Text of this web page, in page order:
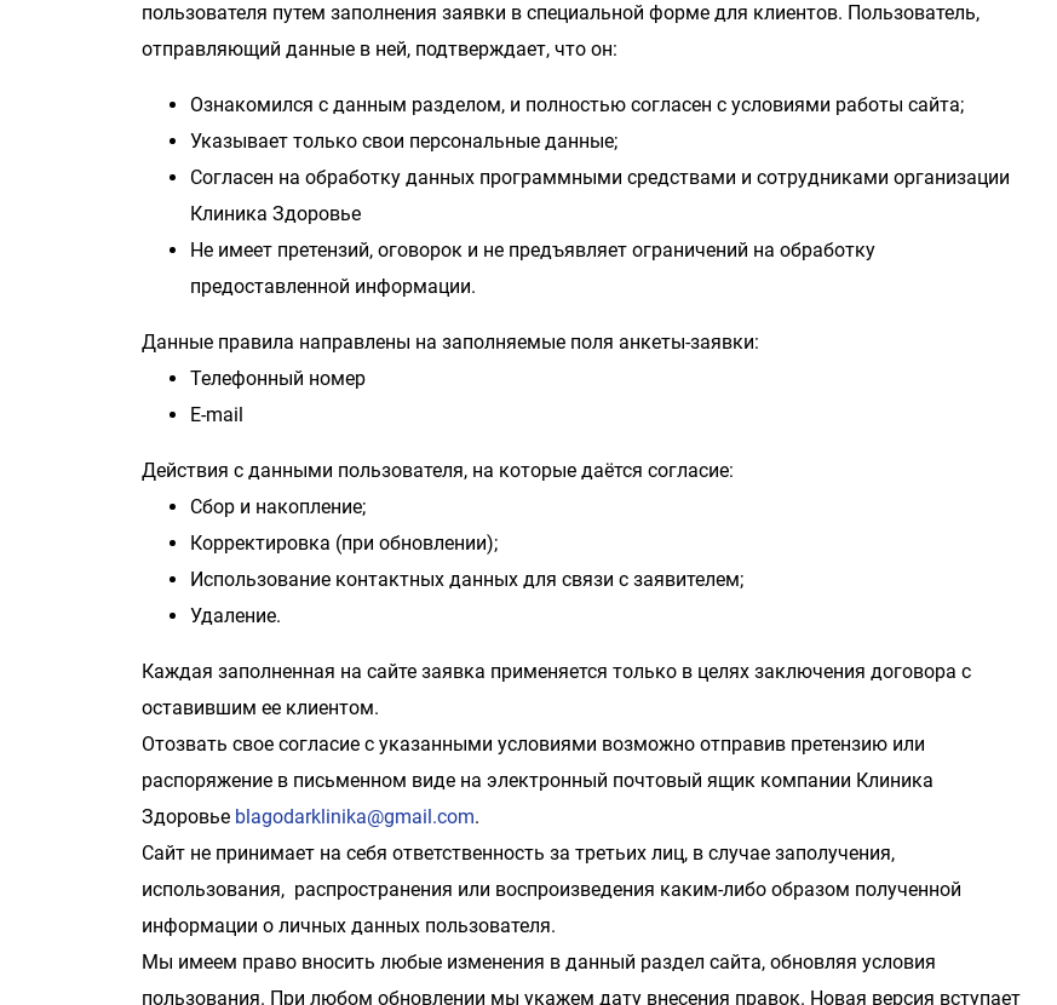
пользователя путем заполнения заявки в специальной форме для клиентов. Пользователь,
отправляющий данные в ней, подтверждает, что он:
Ознакомился с данным разделом, и полностью согласен с условиями работы сайта;
Указывает только свои персональные данные;
Согласен на обработку данных программными средствами и сотрудниками организации
Клиника Здоровье
Не имеет претензий, оговорок и не предъявляет ограничений на обработку
предоставленной информации.
Данные правила направлены на заполняемые поля анкеты-заявки:
Телефонный номер
E-mail
Действия с данными пользователя, на которые даётся согласие:
Сбор и накопление;
Корректировка (при обновлении);
Использование контактных данных для связи с заявителем;
Удаление.
Каждая заполненная на сайте заявка применяется только в целях заключения договора с
оставившим ее клиентом.
Отозвать свое согласие с указанными условиями возможно отправив претензию или
распоряжение в письменном виде на электронный почтовый ящик компании Клиника
Здоровье blagodarklinika@gmail.com.
Сайт не принимает на себя ответственность за третьих лиц, в случае заполучения,
использования, распространения или воспроизведения каким-либо образом полученной
информации о личных данных пользователя.
Мы имеем право вносить любые изменения в данный раздел сайта, обновляя условия
пользования. При любом обновлении мы укажем дату внесения правок. Новая версия вступает